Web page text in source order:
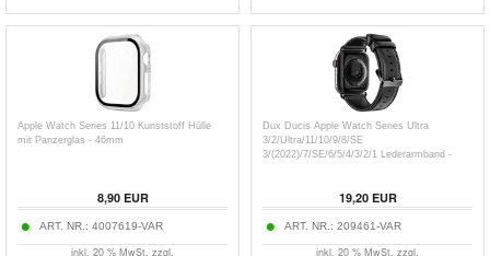
Apple Watch Series 11/10 Kunststoff Hülle
mit Panzerglas - 46mm
8,90EUR
ART. NR.: 4007619-VAR
inkl. 20 % MwSt. zzgl.
Dux Ducis Apple Watch Series Ultra
3/2/Ultra/11/10/9/8/SE
3/(2022)/7/SE/6/5/4/3/2/1 Lederarmband -
19,20EUR
ART. NR.: 209461-VAR
inkl. 20 % MwSt. zzgl.